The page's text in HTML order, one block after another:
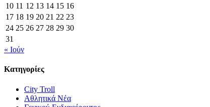
10 11 12 13 14 15 16
17 18 19 20 21 22 23
24 25 26 27 28 29 30
31
« Ιούν
Κατηγορίες
City Troll
Αθλητικά Νέα